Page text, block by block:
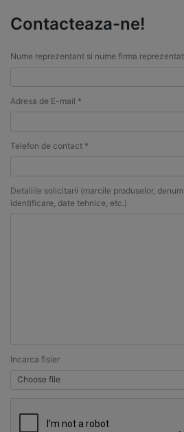
Contacteaza-ne!
Nume reprezentant si nume firma
Adresa de E-mail *
Telefon de contact *
Detaliile solicitarii (marcile produselor,
identificare, date tehnice, etc.)
Incarca fisier
Choose file